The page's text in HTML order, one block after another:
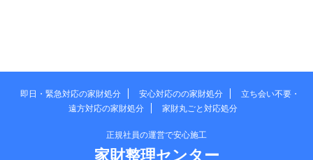
即日・緊急対応の家財処分 安心対応のの家財処分
立ち会い不要・
遠方対応の家財処分
家財丸ごと対応処分
正規社員の運営で安心施工
家財整理センター